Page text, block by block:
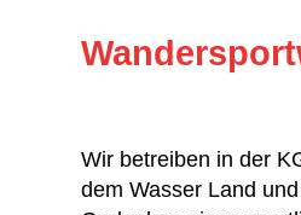
Wir betreiben in der
dem Wasser Land